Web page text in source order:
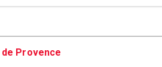
de Provence